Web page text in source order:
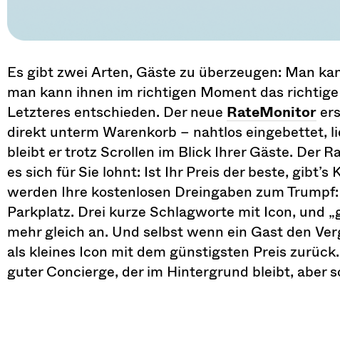
Es gibt zwei Arten, Gäste zu überzeugen: Man
man kann ihnen im richtigen Moment das
Letzteres entschieden. Der neue RateMonitor
direkt unterm Warenkorb – nahtlos eingebettet,
bleibt er trotz Scrollen im Blick Ihrer Gäste. Der
es sich für Sie lohnt: Ist Ihr Preis der beste,
werden Ihre kostenlosen Dreingaben zum
Parkplatz. Drei kurze Schlagworte mit Icon, und
mehr gleich an. Und selbst wenn ein Gast den
als kleines Icon mit dem günstigsten Preis
guter Concierge, der im Hintergrund bleibt, aber